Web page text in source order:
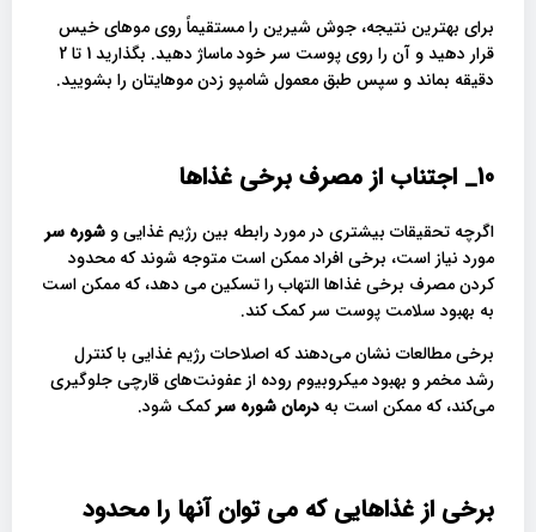
برای بهترین نتیجه، جوش شیرین را مستقیماً روی موهای خیس
قرار دهید و آن را روی پوست سر خود ماساژ دهید. بگذارید 1 تا 2
دقیقه بماند و سپس طبق معمول شامپو زدن موهایتان را بشویید.
10_ اجتناب از مصرف برخی غذاها
اگرچه تحقیقات بیشتری در مورد رابطه بین رژیم غذایی و شوره سر
مورد نیاز است، برخی افراد ممکن است متوجه شوند که محدود
کردن مصرف برخی غذاها التهاب را تسکین می دهد، که ممکن است
به بهبود سلامت پوست سر کمک کند.
برخی مطالعات نشان می‌دهند که اصلاحات رژیم غذایی با کنترل
رشد مخمر و بهبود میکروبیوم روده از عفونت‌های قارچی جلوگیری
می‌کند، که ممکن است به درمان شوره سرکمک شود.
برخی از غذاهایی که می توان آنها را محدود